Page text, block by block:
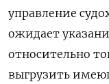
управление
ожидает
относительно
выгрузить